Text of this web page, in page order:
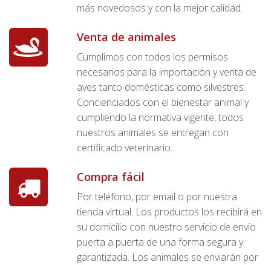
más novedosos y con la mejor calidad.
Venta de animales
Cumplimos con todos los permisos
necesarios para la importación y venta de
aves tanto domésticas como silvestres.
Concienciados con el bienestar animal y
cumpliendo la normativa vigente, todos
nuestros animales se entregan con
certificado veterinario.
Compra fácil
Por teléfono, por email o por nuestra
tienda virtual. Los productos los recibirá en
su domicilio con nuestro servicio de envío
puerta a puerta de una forma segura y
garantizada. Los animales se enviarán por